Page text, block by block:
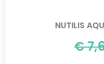
NUTILIS
€